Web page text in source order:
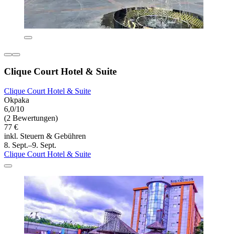
Clique Court Hotel & Suite
Clique Court Hotel & Suite
Okpaka
6,0/10
(2 Bewertungen)
77 €
inkl. Steuern & Gebühren
8. Sept.–9. Sept.
Clique Court Hotel & Suite